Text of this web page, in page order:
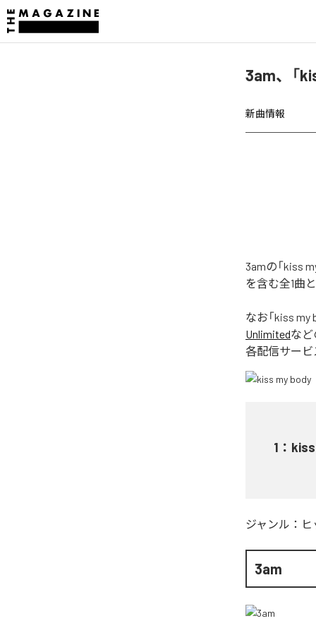
3am、「
新曲情報
3amの「kiss
を含む全1曲
なお「kiss my
Unlimitedなど
各配信サービ
1 ：
ジャンル：
3am